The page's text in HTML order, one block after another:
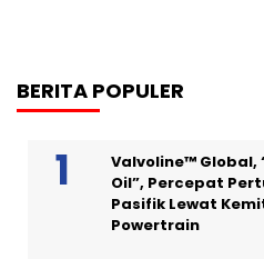
BERITA POPULER
Valvoline™ Global,
Oil”, Percepat
Pasifik Lewat
Powertrain